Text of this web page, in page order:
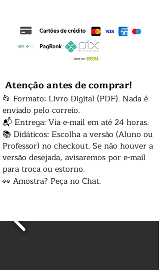
Atenção antes de comprar!
📂 Formato: Livro Digital (PDF). Nada é
enviado pelo correio.
📬 Entrega: Via e-mail em até 24 horas.
📚 Didáticos: Escolha a versão (Aluno ou
Professor) no checkout. Se não houver a
versão desejada, avisaremos por e-mail
para troca ou estorno.
👀 Amostra? Peça no Chat.